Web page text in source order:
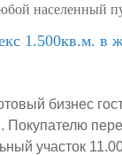
населенный
1.500кв.м. в
бизнес
Покупателю
участок